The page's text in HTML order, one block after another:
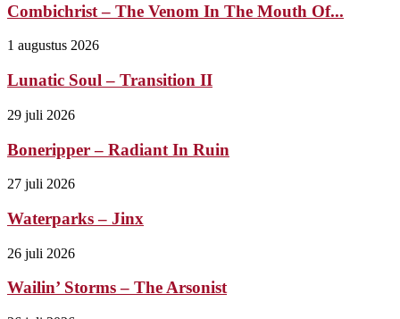
Combichrist – The Venom In The Mouth Of...
1 augustus 2026
Lunatic Soul – Transition II
29 juli 2026
Boneripper – Radiant In Ruin
27 juli 2026
Waterparks – Jinx
26 juli 2026
Wailin’ Storms – The Arsonist